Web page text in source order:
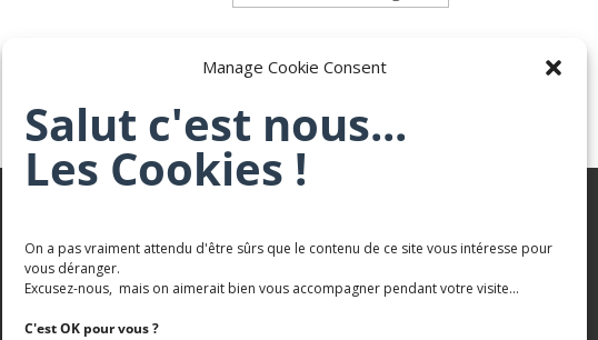
Manage Cookie Consent
Salut c'est nous...
Les Cookies !
On a pas vraiment attendu d'être sûrs que le contenu de ce site vous intéresse pour
vous déranger.
Excusez-nous, mais on aimerait bien vous accompagner pendant votre visite...
C'est OK pour vous ?
Archives
Karaté Mont Saint Martin
Terres de mercy - Complexe sportif